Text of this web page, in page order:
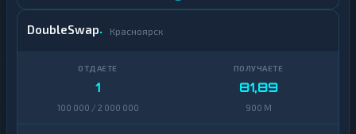
DoubleSwap Красноярск
1
100 000 / 2 000 000
81,89
900 M